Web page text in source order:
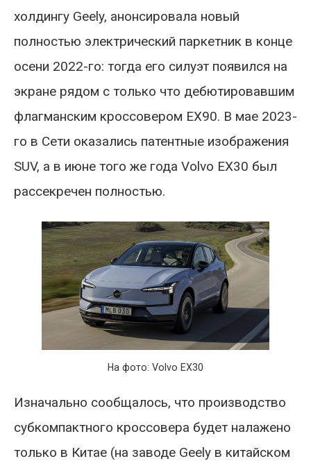
холдингу Geely, анонсировала новый
полностью электрический паркетник в конце
осени 2022-го: тогда его силуэт появился на
экране рядом с только что дебютировавшим
флагманским кроссовером EX90. В мае 2023-
го в Сети оказались патентные изображения
SUV, а в июне того же года Volvo EX30 был
рассекречен полностью.
На фото: Volvo EX30
Изначально сообщалось, что производство
субкомпактного кроссовера будет налажено
только в Китае (на заводе Geely в китайском